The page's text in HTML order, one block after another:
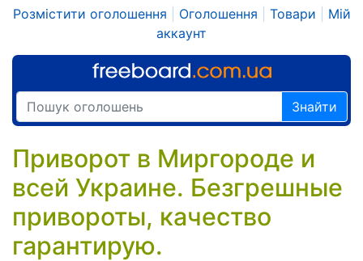
Розмістити оголошення Оголошення Товари
Мій
аккаунт
Знайти
Приворот в Миргороде и
всей Украине. Безгрешные
привороты, качество
гарантирую.